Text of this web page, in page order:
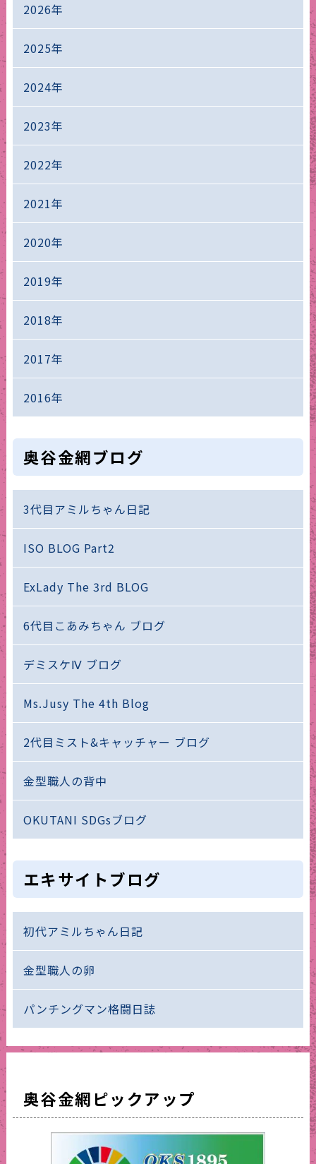
2026年
2025年
2024年
2023年
2022年
2021年
2020年
2019年
2018年
2017年
2016年
奥谷金網ブログ
3代目アミルちゃん日記
ISO BLOG Part2
ExLady The 3rd BLOG
6代目こあみちゃん ブログ
デミスケⅣ ブログ
Ms.Jusy The 4th Blog
2代目ミスト&キャッチャー ブログ
金型職人の背中
OKUTANI SDGsブログ
エキサイトブログ
初代アミルちゃん日記
金型職人の卵
パンチングマン格闘日誌
奥谷金網ピックアップ